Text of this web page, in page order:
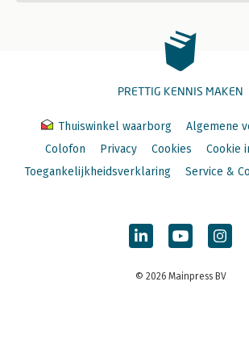
PRETTIG KENNIS MAKEN
Thuiswinkel waarborg
Algemene
Colofon
Privacy Cookies
Cookie
Toegankelijkheidsverklaring
Service &
© 2026 Mainpress BV